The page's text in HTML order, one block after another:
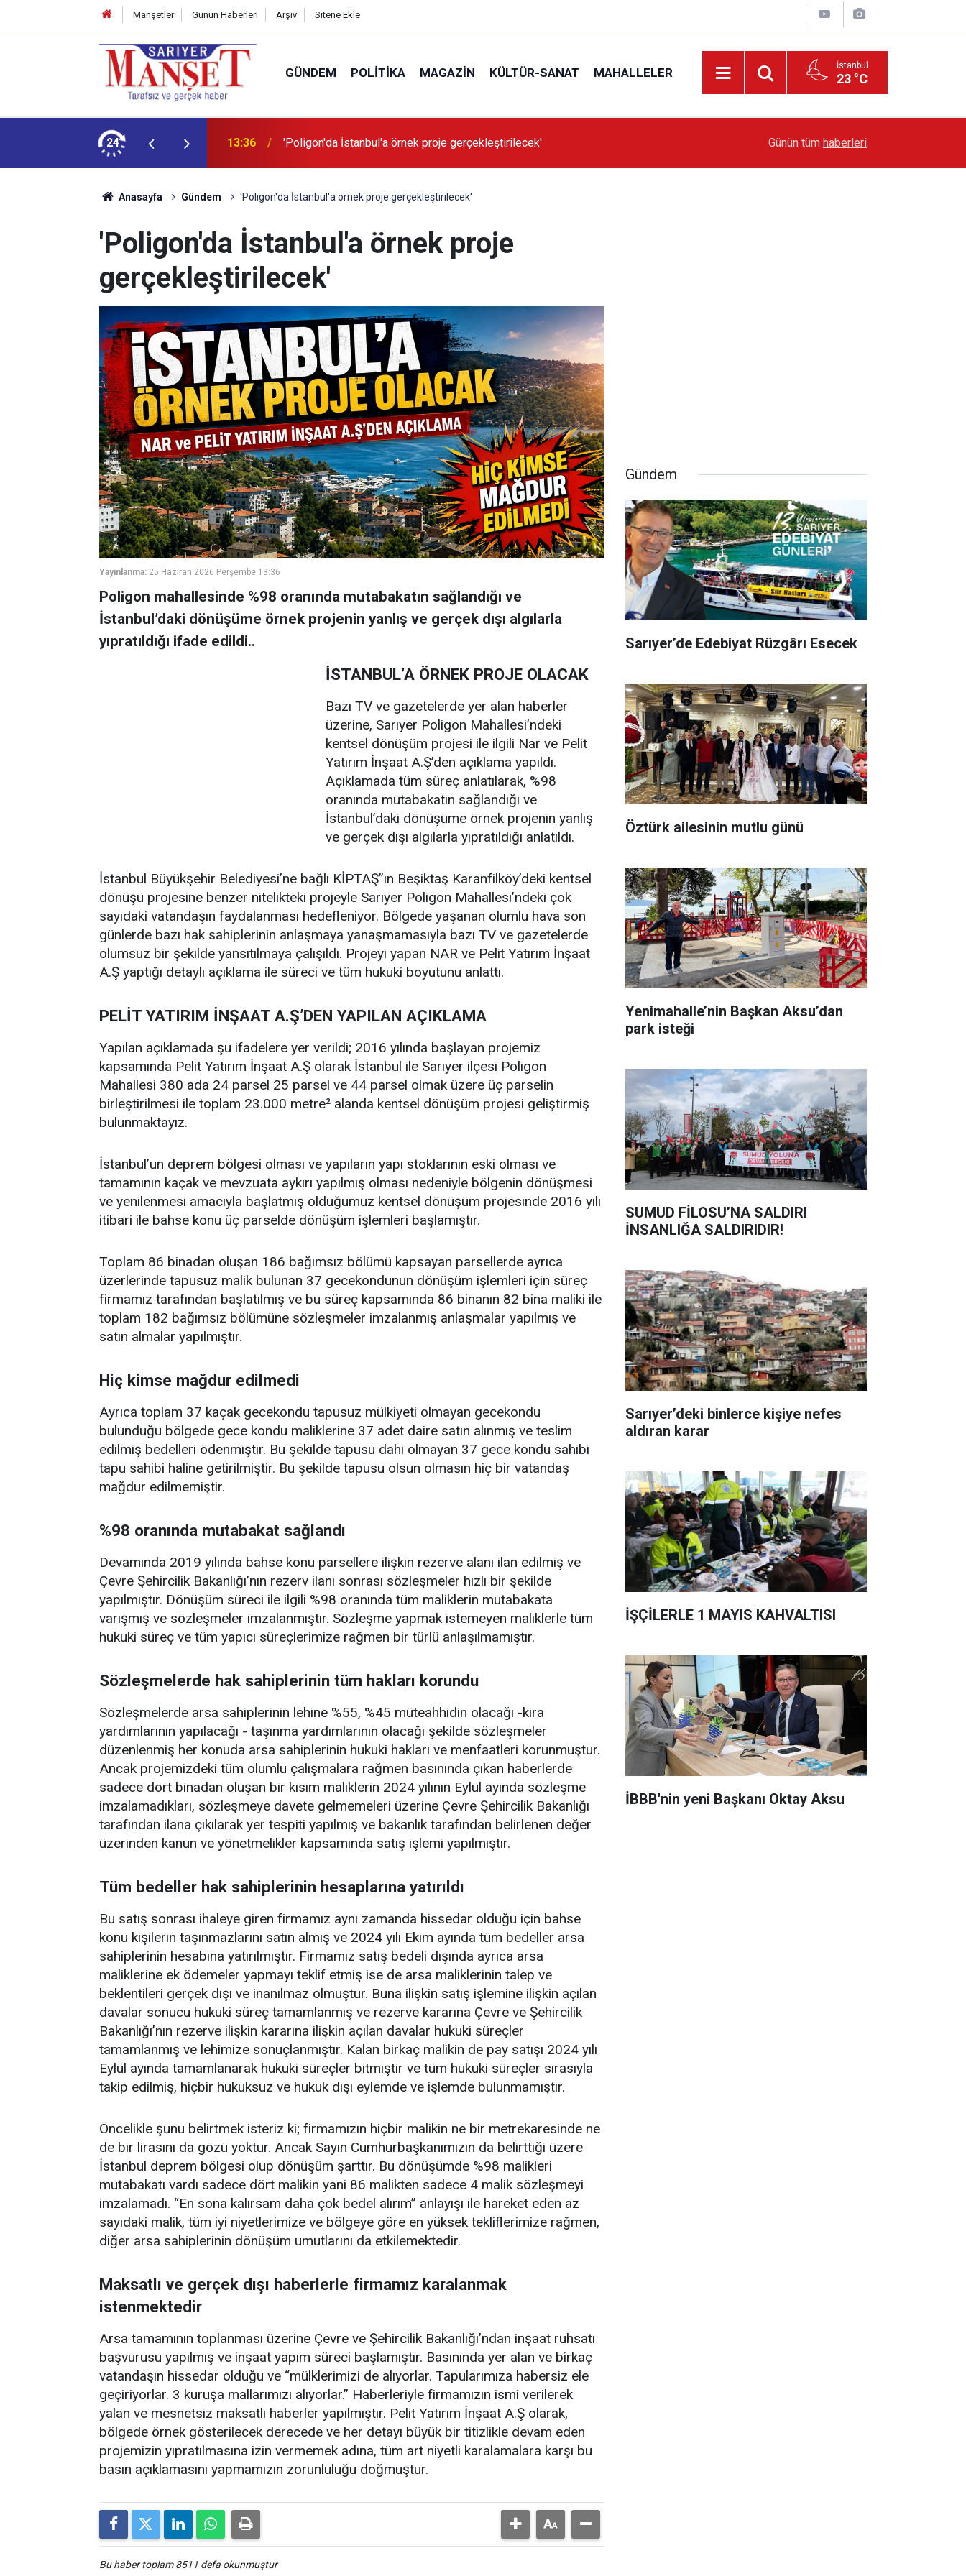
Manşetler Günün Haberleri Arşiv Sitene Ekle
GÜNDEM POLITIKA MAGAZIN KÜLTÜR-SANAT MAHALLELER İstanbul
23 °C
24 13:36 'Poligon'da İstanbul'a örnek proje gerçekleştirilecek' Sarıyer’de Edebiyat Rüzgârı Esecek
Günün tüm haberleri
Anasayfa Gündem 'Poligon'da İstanbul'a örnek proje gerçekleştirilecek'
'Poligon'da İstanbul'a örnek proje
gerçekleştirilecek'
Yayınlanma: 25 Haziran 2026 Perşembe 13:36
Poligon mahallesinde %98 oranında mutabakatın sağlandığı ve
İstanbul’daki dönüşüme örnek projenin yanlış ve gerçek dışı algılarla
yıpratıldığı ifade edildi..
İSTANBUL’A ÖRNEK PROJE OLACAK
Bazı TV ve gazetelerde yer alan haberler
üzerine, Sarıyer Poligon Mahallesi’ndeki
kentsel dönüşüm projesi ile ilgili Nar ve Pelit
Yatırım İnşaat A.Ş’den açıklama yapıldı.
Açıklamada tüm süreç anlatılarak, %98
oranında mutabakatın sağlandığı ve
İstanbul’daki dönüşüme örnek projenin yanlış
ve gerçek dışı algılarla yıpratıldığı anlatıldı.
İstanbul Büyükşehir Belediyesi’ne bağlı KİPTAŞ’’ın Beşiktaş Karanfilköy’deki kentsel
dönüşü projesine benzer nitelikteki projeyle Sarıyer Poligon Mahallesi’ndeki çok
sayıdaki vatandaşın faydalanması hedefleniyor. Bölgede yaşanan olumlu hava son
günlerde bazı hak sahiplerinin anlaşmaya yanaşmamasıyla bazı TV ve gazetelerde
olumsuz bir şekilde yansıtılmaya çalışıldı. Projeyi yapan NAR ve Pelit Yatırım İnşaat
A.Ş yaptığı detaylı açıklama ile süreci ve tüm hukuki boyutunu anlattı.
PELİT YATIRIM İNŞAAT A.Ş’DEN YAPILAN AÇIKLAMA
Yapılan açıklamada şu ifadelere yer verildi; 2016 yılında başlayan projemiz
kapsamında Pelit Yatırım İnşaat A.Ş olarak İstanbul ile Sarıyer ilçesi Poligon
Mahallesi 380 ada 24 parsel 25 parsel ve 44 parsel olmak üzere üç parselin
birleştirilmesi ile toplam 23.000 metre² alanda kentsel dönüşüm projesi geliştirmiş
bulunmaktayız.
İstanbul’un deprem bölgesi olması ve yapıların yapı stoklarının eski olması ve
tamamının kaçak ve mevzuata aykırı yapılmış olması nedeniyle bölgenin dönüşmesi
ve yenilenmesi amacıyla başlatmış olduğumuz kentsel dönüşüm projesinde 2016 yılı
itibari ile bahse konu üç parselde dönüşüm işlemleri başlamıştır.
Toplam 86 binadan oluşan 186 bağımsız bölümü kapsayan parsellerde ayrıca
üzerlerinde tapusuz malik bulunan 37 gecekondunun dönüşüm işlemleri için süreç
firmamız tarafından başlatılmış ve bu süreç kapsamında 86 binanın 82 bina maliki ile
toplam 182 bağımsız bölümüne sözleşmeler imzalanmış anlaşmalar yapılmış ve
satın almalar yapılmıştır.
Hiç kimse mağdur edilmedi
Ayrıca toplam 37 kaçak gecekondu tapusuz mülkiyeti olmayan gecekondu
bulunduğu bölgede gece kondu maliklerine 37 adet daire satın alınmış ve teslim
edilmiş bedelleri ödenmiştir. Bu şekilde tapusu dahi olmayan 37 gece kondu sahibi
tapu sahibi haline getirilmiştir. Bu şekilde tapusu olsun olmasın hiç bir vatandaş
mağdur edilmemiştir.
%98 oranında mutabakat sağlandı
Devamında 2019 yılında bahse konu parsellere ilişkin rezerve alanı ilan edilmiş ve
Çevre Şehircilik Bakanlığı’nın rezerv ilanı sonrası sözleşmeler hızlı bir şekilde
yapılmıştır. Dönüşüm süreci ile ilgili %98 oranında tüm maliklerin mutabakata
varışmış ve sözleşmeler imzalanmıştır. Sözleşme yapmak istemeyen maliklerle tüm
hukuki süreç ve tüm yapıcı süreçlerimize rağmen bir türlü anlaşılmamıştır.
Sözleşmelerde hak sahiplerinin tüm hakları korundu
Sözleşmelerde arsa sahiplerinin lehine %55, %45 müteahhidin olacağı -kira
yardımlarının yapılacağı - taşınma yardımlarının olacağı şekilde sözleşmeler
düzenlenmiş her konuda arsa sahiplerinin hukuki hakları ve menfaatleri korunmuştur.
Ancak projemizdeki tüm olumlu çalışmalara rağmen basınında çıkan haberlerde
sadece dört binadan oluşan bir kısım maliklerin 2024 yılının Eylül ayında sözleşme
imzalamadıkları, sözleşmeye davete gelmemeleri üzerine Çevre Şehircilik Bakanlığı
tarafından ilana çıkılarak yer tespiti yapılmış ve bakanlık tarafından belirlenen değer
üzerinden kanun ve yönetmelikler kapsamında satış işlemi yapılmıştır.
Tüm bedeller hak sahiplerinin hesaplarına yatırıldı
Bu satış sonrası ihaleye giren firmamız aynı zamanda hissedar olduğu için bahse
konu kişilerin taşınmazlarını satın almış ve 2024 yılı Ekim ayında tüm bedeller arsa
sahiplerinin hesabına yatırılmıştır. Firmamız satış bedeli dışında ayrıca arsa
maliklerine ek ödemeler yapmayı teklif etmiş ise de arsa maliklerinin talep ve
beklentileri gerçek dışı ve inanılmaz olmuştur. Buna ilişkin satış işlemine ilişkin açılan
davalar sonucu hukuki süreç tamamlanmış ve rezerve kararına Çevre ve Şehircilik
Bakanlığı’nın rezerve ilişkin kararına ilişkin açılan davalar hukuki süreçler
tamamlanmış ve lehimize sonuçlanmıştır. Kalan birkaç malikin de pay satışı 2024 yılı
Eylül ayında tamamlanarak hukuki süreçler bitmiştir ve tüm hukuki süreçler sırasıyla
takip edilmiş, hiçbir hukuksuz ve hukuk dışı eylemde ve işlemde bulunmamıştır.
Öncelikle şunu belirtmek isteriz ki; firmamızın hiçbir malikin ne bir metrekaresinde ne
de bir lirasını da gözü yoktur. Ancak Sayın Cumhurbaşkanımızın da belirttiği üzere
İstanbul deprem bölgesi olup dönüşüm şarttır. Bu dönüşümde %98 malikleri
mutabakatı vardı sadece dört malikin yani 86 malikten sadece 4 malik sözleşmeyi
imzalamadı. “En sona kalırsam daha çok bedel alırım” anlayışı ile hareket eden az
sayıdaki malik, tüm iyi niyetlerimize ve bölgeye göre en yüksek tekliflerimize rağmen,
diğer arsa sahiplerinin dönüşüm umutlarını da etkilemektedir.
Maksatlı ve gerçek dışı haberlerle firmamız karalanmak
istenmektedir
Arsa tamamının toplanması üzerine Çevre ve Şehircilik Bakanlığı’ndan inşaat ruhsatı
başvurusu yapılmış ve inşaat yapım süreci başlamıştır. Basınında yer alan ve birkaç
vatandaşın hissedar olduğu ve “mülklerimizi de alıyorlar. Tapularımıza habersiz ele
geçiriyorlar. 3 kuruşa mallarımızı alıyorlar.” Haberleriyle firmamızın ismi verilerek
yalan ve mesnetsiz maksatlı haberler yapılmıştır. Pelit Yatırım İnşaat A.Ş olarak,
bölgede örnek gösterilecek derecede ve her detayı büyük bir titizlikle devam eden
projemizin yıpratılmasına izin vermemek adına, tüm art niyetli karalamalara karşı bu
basın açıklamasını yapmamızın zorunluluğu doğmuştur.
Bu haber toplam 8511 defa okunmuştur
Gündem
Sarıyer’de Edebiyat Rüzgârı Esecek
Öztürk ailesinin mutlu günü
Yenimahalle’nin Başkan Aksu’dan
park isteği
SUMUD FİLOSU’NA SALDIRI
İNSANLIĞA SALDIRIDIR!
Sarıyer’deki binlerce kişiye nefes
aldıran karar
İŞÇİLERLE 1 MAYIS KAHVALTISI
İBBB'nin yeni Başkanı Oktay Aksu